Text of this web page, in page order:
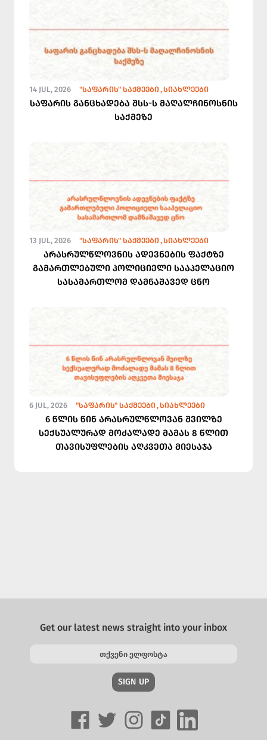
14 JUL, 2026 "ᲡᲐᲤᲐᲠᲘᲡ" ᲡᲐᲥᲛᲔᲔᲑᲘ ᲡᲘᲐᲮᲚᲔᲔᲑᲘ
საფარის განცხადება შსს-ს მაღალჩინოსნის
საქმეზე
13 JUL, 2026 "ᲡᲐᲤᲐᲠᲘᲡ" ᲡᲐᲥᲛᲔᲔᲑᲘ ᲡᲘᲐᲮᲚᲔᲔᲑᲘ
არასრულწლოვნის ადევნების ფაქტზე
გამართლებული პოლიციელი სააპელაციო
სასამართლომ დამნაშავედ ცნო
6 JUL, 2026 "ᲡᲐᲤᲐᲠᲘᲡ" ᲡᲐᲥᲛᲔᲔᲑᲘ ᲡᲘᲐᲮᲚᲔᲔᲑᲘ
6 წლის წინ არასრულწლოვან შვილზე
სექსუალურად მოძალადე მამას 8 წლით
თავისუფლების აღკვეთა მიესაჯა
Get our latest news straight into your inbox
SIGN UP